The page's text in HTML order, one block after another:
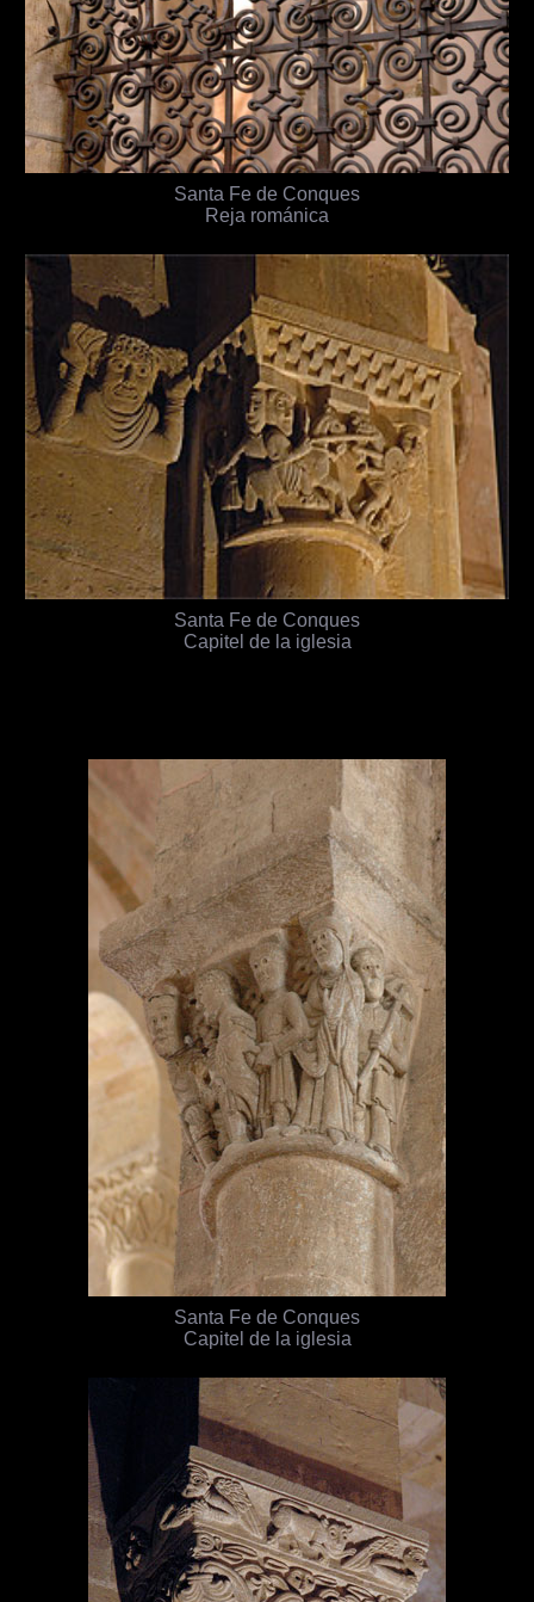
Santa Fe de Conques
Reja románica
Santa Fe de Conques
Capitel de la iglesia
Santa Fe de Conques
Capitel de la iglesia